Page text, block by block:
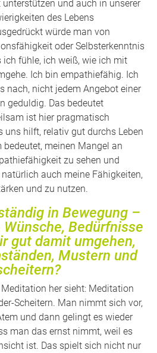
und auch in unserer
des Lebens
würde man von
oder Selbsterkenntnis
ich fühle, ich weiß, wie ich mit
Ich bin empathiefähig. Ich
nach, nicht jedem Angebot einer
geduldig. Das bedeutet
ist hier pragmatisch
uns hilft, relativ gut durchs Leben
meinen Mangel an
zu sehen und
auch meine Fähigkeiten,
und zu nutzen.
in Bewegung –
Bedürfnisse
gut damit umgehen,
Mustern und
her sieht: Meditation
Scheitern. Man nimmt sich vor,
und dann gelingt es wieder
man das ernst nimmt, weil es
ist. Das spielt sich nicht nur